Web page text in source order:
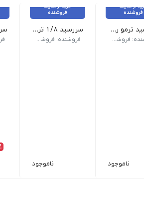
از سایت
فروشنده
سررسید ترمو رقعی ۱۴۰۴
فروشنده: فروشکاه ویکی تحریر
ناموجود
خرید از سایت
فروشنده
سررسید ۱/۸ ترمو ۱۴۰۴ وزن 500 گرم نام محصول| سررسید 1/8 ترمو 1404 ابعاد | 12×17 جنس جلد| ترمو
فروشنده: فروشکاه ویکی تحریر
ناموجود
نوع کاغذ